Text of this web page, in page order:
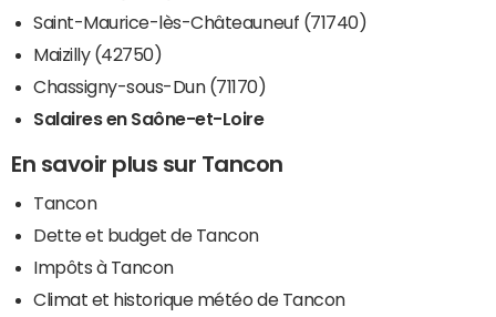
Saint-Maurice-lès-Châteauneuf (71740)
Maizilly (42750)
Chassigny-sous-Dun (71170)
Salaires en Saône-et-Loire
En savoir plus sur Tancon
Tancon
Dette et budget de Tancon
Impôts à Tancon
Climat et historique météo de Tancon